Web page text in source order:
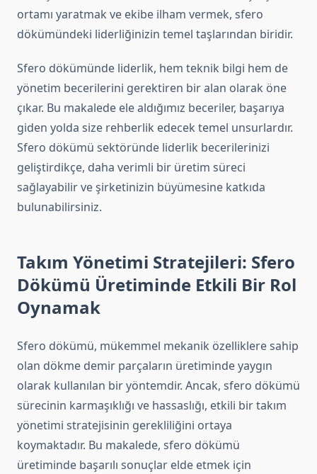
ortamı yaratmak ve ekibe ilham vermek, sfero
dökümündeki liderliğinizin temel taşlarından biridir.
Sfero dökümünde liderlik, hem teknik bilgi hem de
yönetim becerilerini gerektiren bir alan olarak öne
çıkar. Bu makalede ele aldığımız beceriler, başarıya
giden yolda size rehberlik edecek temel unsurlardır.
Sfero dökümü sektöründe liderlik becerilerinizi
geliştirdikçe, daha verimli bir üretim süreci
sağlayabilir ve şirketinizin büyümesine katkıda
bulunabilirsiniz.
Takım Yönetimi Stratejileri: Sfero
Dökümü Üretiminde Etkili Bir Rol
Oynamak
Sfero dökümü, mükemmel mekanik özelliklere sahip
olan dökme demir parçaların üretiminde yaygın
olarak kullanılan bir yöntemdir. Ancak, sfero dökümü
sürecinin karmaşıklığı ve hassaslığı, etkili bir takım
yönetimi stratejisinin gerekliliğini ortaya
koymaktadır. Bu makalede, sfero dökümü
üretiminde başarılı sonuçlar elde etmek için